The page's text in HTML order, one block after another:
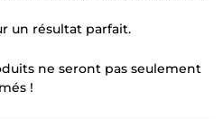
un résultat parfait.
ne seront pas seulement
!